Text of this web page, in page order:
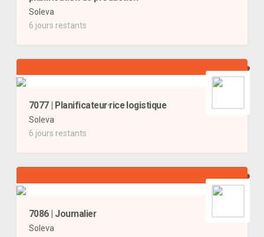
Soleva
6 jours restants
7077 | Planificateur·rice logistique
Soleva
6 jours restants
7086 | Journalier
Soleva